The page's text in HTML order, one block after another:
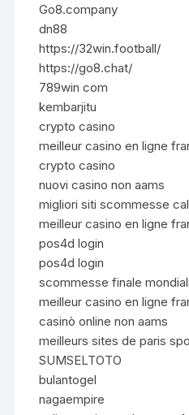
Go8.company
dn88
https://32win.football/
https://go8.chat/
789win com
kembarjitu
crypto casino
meilleur casino en ligne
crypto casino
nuovi casino non aams
migliori siti scommesse
meilleur casino en ligne
pos4d login
pos4d login
scommesse finale mondiali
meilleur casino en ligne
casinò online non aams
meilleurs sites de paris
SUMSELTOTO
bulantogel
nagaempire